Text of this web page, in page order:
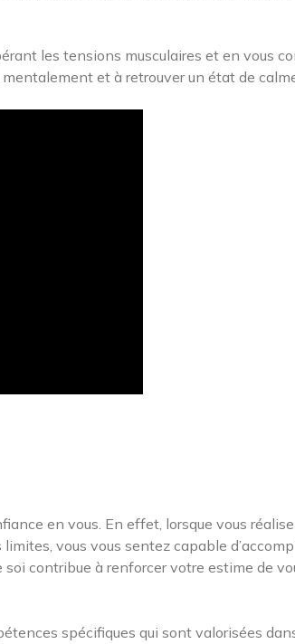
les tensions musculaires et en vous
et à retrouver un état de
en vous. En effet, lorsque vous
vous vous sentez capable
contribue à renforcer votre estime de
spécifiques qui sont valorisées